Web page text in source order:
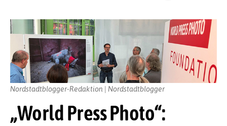
„World Press Photo“:
Nordstadtblogger-Redaktion | Nordstadtblogger